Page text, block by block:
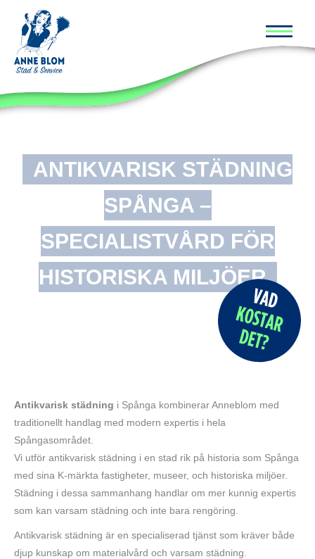
ANTIKVARISK STÄDNING
SPÅNGA –
SPECIALISTVÅRD FÖR
HISTORISKA MILJÖER
Antikvarisk städning i Spånga kombinerar Anneblom med
traditionellt handlag med modern expertis i hela
Spångasområdet.
Vi utför antikvarisk städning i en stad rik på historia som Spånga
med sina K-märkta fastigheter, museer, och historiska miljöer.
Städning i dessa sammanhang handlar om mer kunnig expertis
som kan varsam städning och inte bara rengöring.
Antikvarisk städning är en specialiserad tjänst som kräver både
djup kunskap om materialvård och varsam städning.